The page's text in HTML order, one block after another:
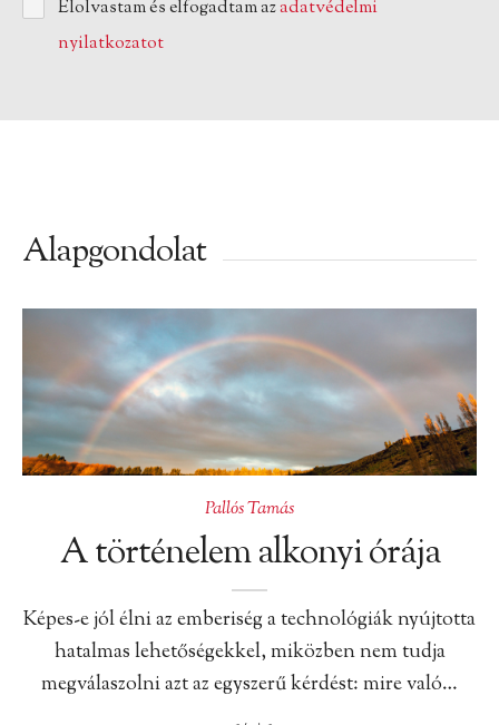
Elolvastam és elfogadtam azadatvédelmi
nyilatkozatot
Alapgondolat
Pallós Tamás
A történelem alkonyi órája
Képes-e jól élni az emberiség a technológiák nyújtotta
hatalmas lehetőségekkel, miközben nem tudja
megválaszolni azt az egyszerű kérdést: mire való…